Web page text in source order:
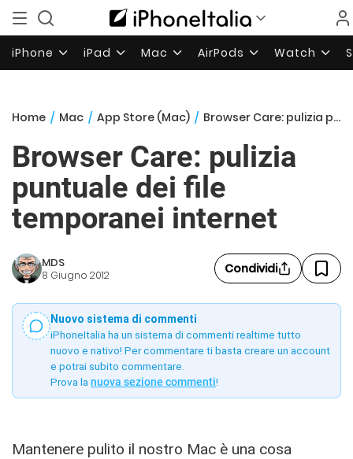
iPhone iPad Mac AirPods Watch
Home / Mac / App Store (Mac) / Browser Care: pulizia puntuale dei file temporanei internet
Browser Care: pulizia
puntuale dei file
temporanei internet
MDS
8 Giugno 2012 Condividi
Nuovo sistema di commenti
iPhoneItalia ha un sistema di commenti realtime tutto
nuovo e nativo! Per commentare ti basta creare un account
e potrai subito commentare.
Prova la nuova sezione commenti!
Mantenere pulito il nostro Mac è una cosa